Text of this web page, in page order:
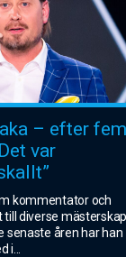
– efter fem
var
kommentator och
diverse mästerskap
senaste åren har han
i